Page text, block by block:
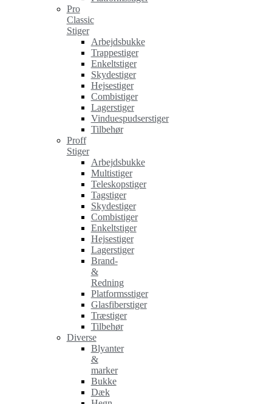
Pro
Classic
Stiger
Arbejdsbukke
Trappestiger
Enkeltstiger
Skydestiger
Hejsestiger
Combistiger
Lagerstiger
Vinduespudserstiger
Tilbehør
Proff
Stiger
Arbejdsbukke
Multistiger
Teleskopstiger
Tagstiger
Skydestiger
Combistiger
Enkeltstiger
Hejsestiger
Lagerstiger
Brand-
&
Redning
Platformsstiger
Glasfiberstiger
Træstiger
Tilbehør
Diverse
Blyanter
&
marker
Bukke
Dæk